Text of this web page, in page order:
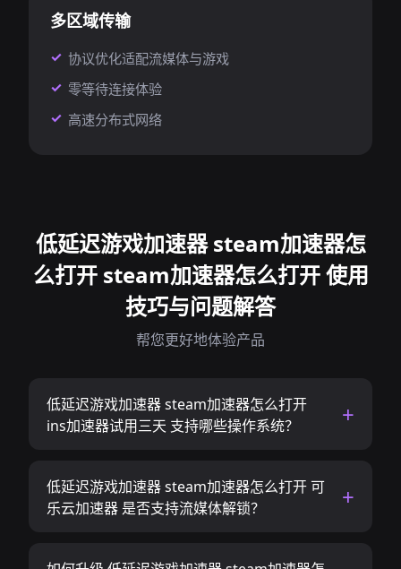
多区域传输
协议优化适配流媒体与游戏
零等待连接体验
高速分布式网络
低延迟游戏加速器 steam加速器怎
么打开 steam加速器怎么打开 使用
技巧与问题解答
帮您更好地体验产品
低延迟游戏加速器 steam加速器怎么打开
ins加速器试用三天 支持哪些操作系统？
低延迟游戏加速器 steam加速器怎么打开 可
乐云加速器 是否支持流媒体解锁？